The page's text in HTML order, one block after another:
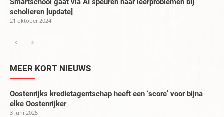
Smartschool gaat via AI speuren naar leerproblemen bij
scholieren [update]
21 oktober 2024
MEER KORT NIEUWS
Oostenrijks kredietagentschap heeft een ‘score’ voor bijna
elke Oostenrijker
3 juni 2025